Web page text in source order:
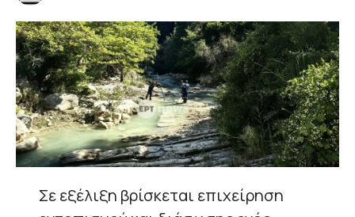
Σε εξέλιξη βρίσκεται επιχείρηση